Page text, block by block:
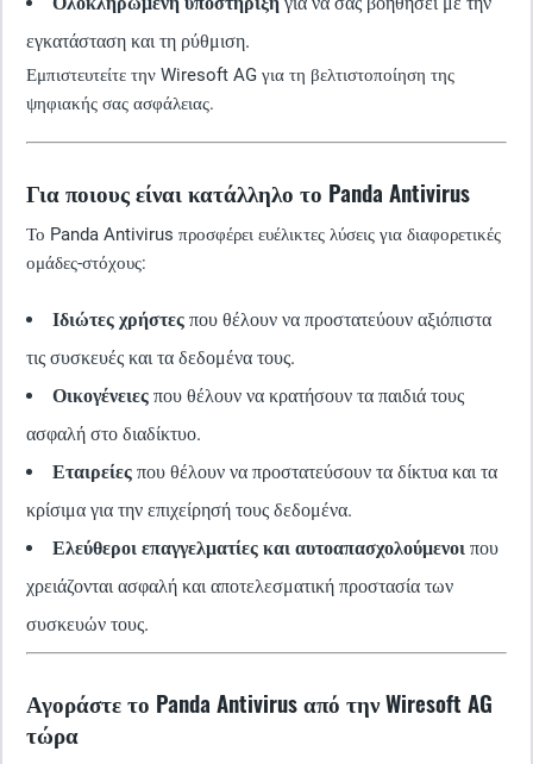
εγκατάσταση και τη ρύθμιση.
Εμπιστευτείτε την Wiresoft AG για τη βελτιστοποίηση της
ψηφιακής σας ασφάλειας.
Για ποιους είναι κατάλληλο το Panda Antivirus
Το Panda Antivirus προσφέρει ευέλικτες λύσεις για διαφορετικές
ομάδες-στόχους:
Ιδιώτες χρήστες που θέλουν να προστατεύουν αξιόπιστα
τις συσκευές και τα δεδομένα τους.
Οικογένειες που θέλουν να κρατήσουν τα παιδιά τους
ασφαλή στο διαδίκτυο.
Εταιρείες που θέλουν να προστατεύσουν τα δίκτυα και τα
κρίσιμα για την επιχείρησή τους δεδομένα.
Ελεύθεροι επαγγελματίες και αυτοαπασχολούμενοι που
χρειάζονται ασφαλή και αποτελεσματική προστασία των
συσκευών τους.
Αγοράστε το Panda Antivirus από την Wiresoft AG
τώρα